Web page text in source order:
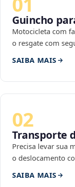
Guincho
Motocicleta com
o resgate com
SAIBA MAIS
02
Transporte
Precisa levar sua
o deslocamento
SAIBA MAIS